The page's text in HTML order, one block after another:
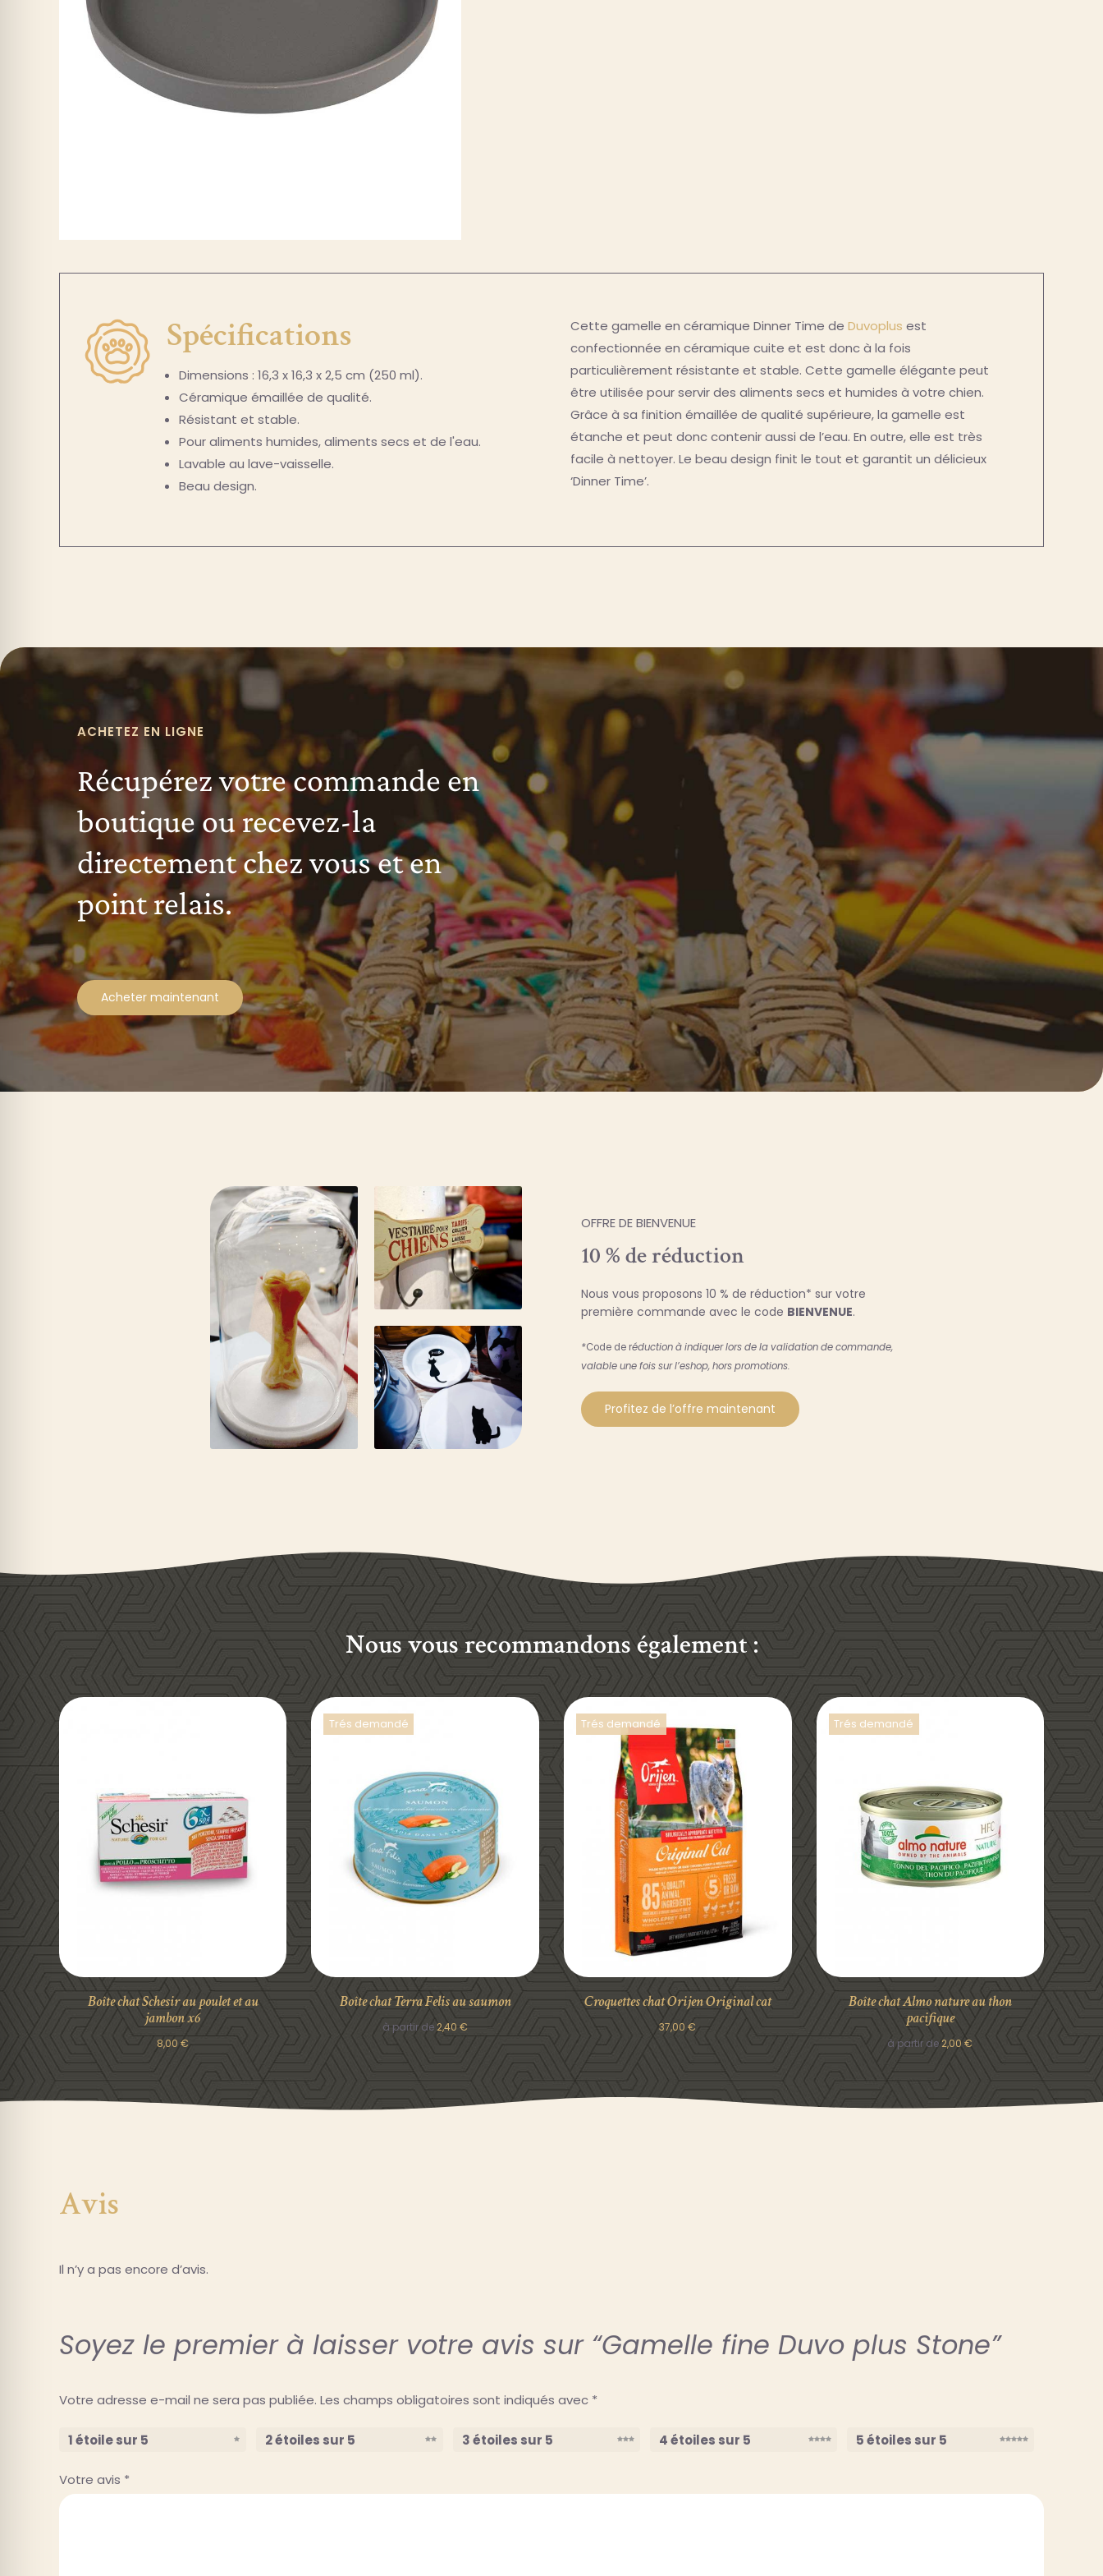
Spécifications
Dimensions : 16,3 x 16,3 x 2,5 cm (250 ml).
Céramique émaillée de qualité.
Résistant et stable.
Pour aliments humides, aliments secs et de l'eau.
Lavable au lave-vaisselle.
Beau design.
Cette gamelle en céramique Dinner Time de Duvoplus est
confectionnée en céramique cuite et est donc à la fois
particulièrement résistante et stable. Cette gamelle élégante peut
être utilisée pour servir des aliments secs et humides à votre chien.
Grâce à sa finition émaillée de qualité supérieure, la gamelle est
étanche et peut donc contenir aussi de l’eau. En outre, elle est très
facile à nettoyer. Le beau design finit le tout et garantit un délicieux
‘Dinner Time’.
ACHETEZ EN LIGNE
Récupérez votre commande en
boutique ou recevez-la
directement chez vous et en
point relais.
Acheter maintenant
OFFRE DE BIENVENUE
10 % de réduction
Nous vous proposons 10 % de réduction* sur votre
première commande avec le code BIENVENUE.
*Code de réduction à indiquer lors de la validation de commande,
valable une fois sur l’eshop, hors promotions.
Profitez de l’offre maintenant
Nous vous recommandons également :
DÉTAILS
Boîte chat Schesir au poulet et au
jambon x6
8,00€
Trés demandé
DÉTAILS
Boîte chat Terra Felis au saumon
à partir de2,40€
Trés demandé
DÉTAILS
Croquettes chat Orijen Original cat
37,00€
Trés demandé
DÉTAILS
Boîte chat Almo nature au thon
pacifique
à partir de2,00€
Avis
Il n’y a pas encore d’avis.
Soyez le premier à laisser votre avis sur “Gamelle fine Duvo plus Stone”
Votre adresse e-mail ne sera pas publiée. Les champs obligatoires sont indiqués avec *
1 étoile sur 5 2 étoiles sur 5 3 étoiles sur 5 4 étoiles sur 5 5 étoiles sur 5
Votre avis *